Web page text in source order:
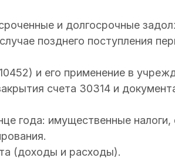
и долгосрочные
позднего поступления
и его применение в
счета 30314 и
года: имущественные налоги,
(доходы и расходы).